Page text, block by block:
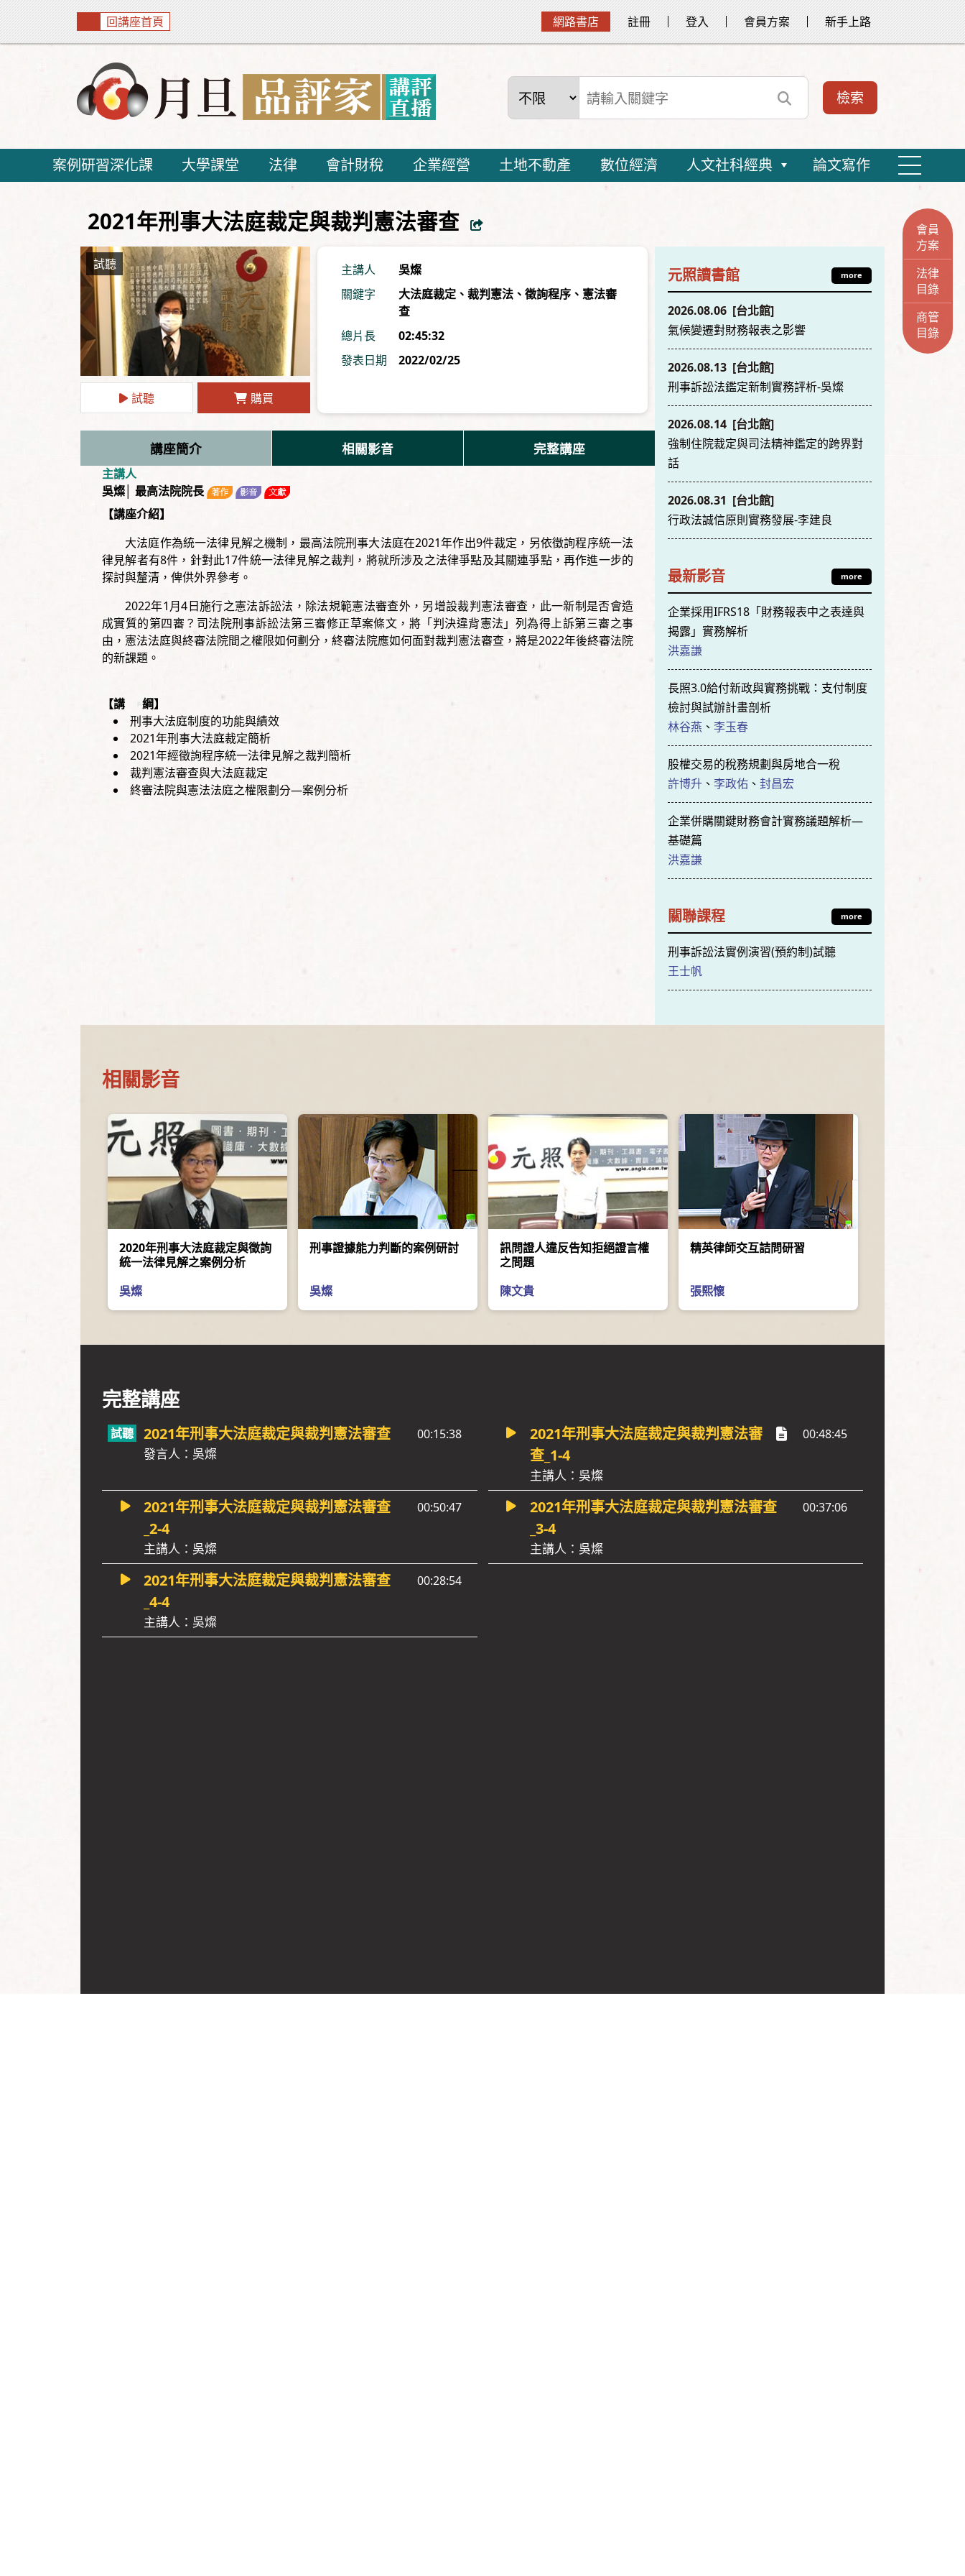
回講座首頁 網路書店 註冊 登入 會員方案 新手上路
案例研習深化課 大學課堂 法律 會計財稅 企業經營 土地不動產 數位經濟 人文社科經典 論文寫作
2021年刑事大法庭裁定與裁判憲法審查
試聽 購買
主講人
吳燦
關鍵字
大法庭裁定 、 裁判憲法 、 徵詢程序 、 憲法審
查
總片長
02:45:32
發表日期
2022/02/25
講座簡介 相關影音 完整講座
主講人
吳燦│ 最高法院院長
【講座介紹】
大法庭作為統一法律見解之機制，最高法院刑事大法庭在2021年作出9件裁定，另依徵詢程序統一法
律見解者有8件，針對此17件統一法律見解之裁判，將就所涉及之法律爭點及其關連爭點，再作進一步的
探討與釐清，俾供外界參考。
2022年1月4日施行之憲法訴訟法，除法規範憲法審查外，另增設裁判憲法審查，此一新制是否會造
成實質的第四審？司法院刑事訴訟法第三審修正草案條文，將「判決違背憲法」列為得上訴第三審之事
由，憲法法庭與終審法院間之權限如何劃分，終審法院應如何面對裁判憲法審查，將是2022年後終審法院
的新課題。
【講 綱】
刑事大法庭制度的功能與績效
2021年刑事大法庭裁定簡析
2021年經徵詢程序統一法律見解之裁判簡析
裁判憲法審查與大法庭裁定
終審法院與憲法法庭之權限劃分—案例分析
元照讀書館 more
2026.08.06 [台北館]
氣候變遷對財務報表之影響
2026.08.13 [台北館]
刑事訴訟法鑑定新制實務評析-吳燦
2026.08.14 [台北館]
強制住院裁定與司法精神鑑定的跨界對
話
2026.08.31 [台北館]
行政法誠信原則實務發展-李建良
最新影音 more
企業採用IFRS18「財務報表中之表達與
揭露」實務解析
洪嘉謙
長照3.0給付新政與實務挑戰：支付制度
檢討與試辦計畫剖析
林谷燕 、 李玉春
股權交易的稅務規劃與房地合一稅
許博升 、 李政佑 、 封昌宏
企業併購關鍵財務會計實務議題解析—
基礎篇
洪嘉謙
關聯課程 more
刑事訴訟法實例演習(預約制)試聽
王士帆
相關影音
2020年刑事大法庭裁定與徵詢
統一法律見解之案例分析
吳燦
刑事證據能力判斷的案例研討
吳燦
訊問證人違反告知拒絕證言權
之問題
陳文貴
精英律師交互詰問研習
張熙懷
完整講座
2021年刑事大法庭裁定與裁判憲法審查
發言人：吳燦
00:15:38
2021年刑事大法庭裁定與裁判憲法審
查_1-4
主講人：吳燦
00:48:45
2021年刑事大法庭裁定與裁判憲法審查
_2-4
主講人：吳燦
00:50:47
2021年刑事大法庭裁定與裁判憲法審查
_3-4
主講人：吳燦
00:37:06
2021年刑事大法庭裁定與裁判憲法審查
_4-4
主講人：吳燦
00:28:54
會員
方案
法律
目錄
商管
目錄